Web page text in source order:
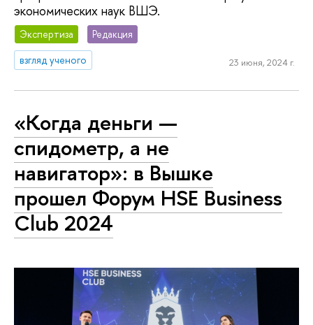
экономических наук ВШЭ.
Экспертиза
Редакция
взгляд ученого
23 июня, 2024 г.
«Когда деньги —
спидометр, а не
навигатор»: в Вышке
прошел Форум HSE Business
Club 2024